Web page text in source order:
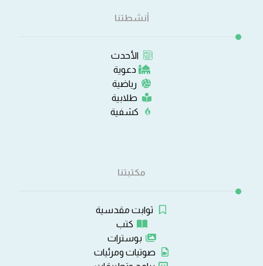
أنشطتنا
الأحدث
دعوية
رياضية
طلابية
كشفية
مكتبتنا
ثوابت مقدسية
كتب
بوسترات
صوتيات ومرئيات